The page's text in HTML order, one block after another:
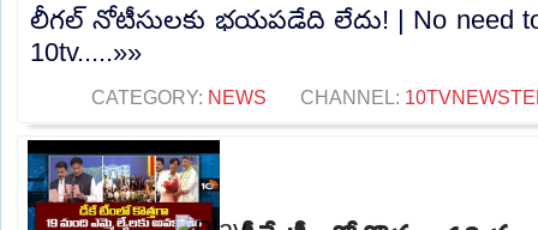
లీగల్ నోటీసులకు భయపడేది లేదు! | No need to
10tv.....»»
CATEGORY: NEWS CHANNEL: